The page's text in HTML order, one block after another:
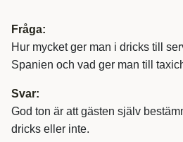
Fråga:
Hur mycket ger man i dricks till
Spanien och vad ger man till
Svar:
God ton är att gästen själv
dricks eller inte.